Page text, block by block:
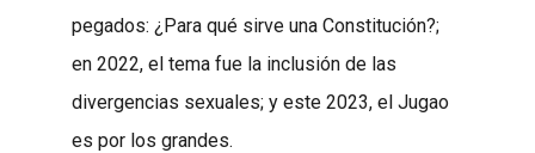
pegados: ¿Para qué sirve una Constitución?;
en 2022, el tema fue la inclusión de las
divergencias sexuales; y este 2023, el Jugao
es por los grandes.